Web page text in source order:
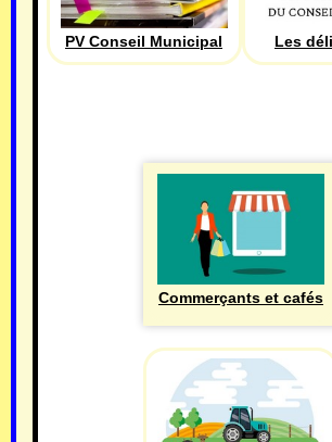
PV Conseil Municipal Les
Commerçants et cafés